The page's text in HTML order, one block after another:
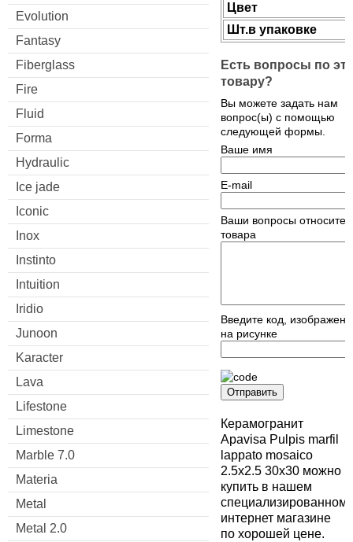
Evolution
Fantasy
Fiberglass
Fire
Fluid
Forma
Hydraulic
Ice jade
Iconic
Inox
Instinto
Intuition
Iridio
Junoon
Karacter
Lava
Lifestone
Limestone
Marble 7.0
Materia
Metal
Metal 2.0
Цвет
Шт.в упаковке
Есть вопросы по
товару?
Вы можете задать нам
вопрос(ы) с помощью
следующей формы.
Ваше имя
E-mail
Ваши вопросы
товара
Введите код,
на рисунке
Отправить
Керамогранит
Apavisa Pulpis marfil
lappato mosaico
2.5x2.5 30x30 можно
купить в нашем
специализированном
интернет магазине
по хорошей цене.